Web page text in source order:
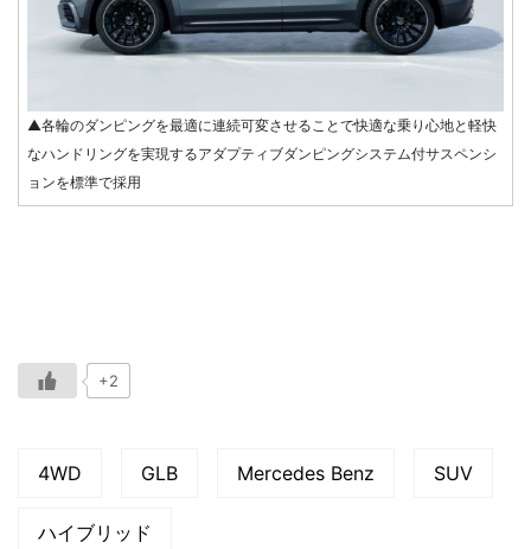
▲各輪のダンピングを最適に連続可変させることで快適な乗り心地と軽快
なハンドリングを実現するアダプティブダンピングシステム付サスペンシ
ョンを標準で採用
+2
4WD GLB Mercedes Benz SUV
ハイブリッド